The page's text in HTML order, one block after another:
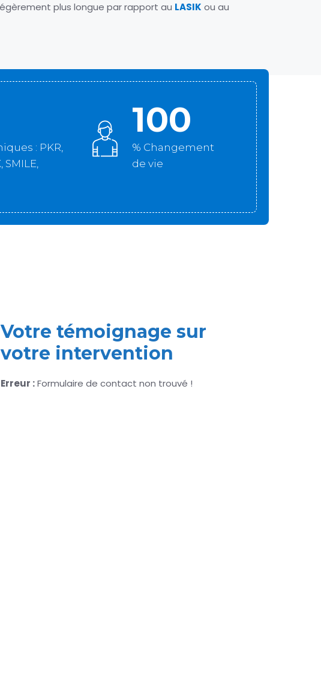
plus longue par rapport au LASIK ou au
: PKR,
SMILE,
100
% Changement
de vie
Votre témoignage sur
votre intervention
Erreur :Formulaire de contact non trouvé !